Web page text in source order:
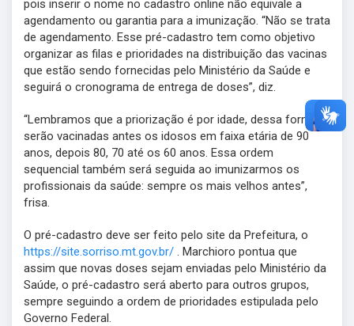
pois inserir o nome no cadastro online não equivale a
agendamento ou garantia para a imunização. “Não se trata
de agendamento. Esse pré-cadastro tem como objetivo
organizar as filas e prioridades na distribuição das vacinas
que estão sendo fornecidas pelo Ministério da Saúde e
seguirá o cronograma de entrega de doses”, diz.
“Lembramos que a priorização é por idade, dessa forma,
serão vacinadas antes os idosos em faixa etária de 90
anos, depois 80, 70 até os 60 anos. Essa ordem
sequencial também será seguida ao imunizarmos os
profissionais da saúde: sempre os mais velhos antes”,
frisa.
O pré-cadastro deve ser feito pelo site da Prefeitura, o
https://site.sorriso.mt.gov.br/ . Marchioro pontua que
assim que novas doses sejam enviadas pelo Ministério da
Saúde, o pré-cadastro será aberto para outros grupos,
sempre seguindo a ordem de prioridades estipulada pelo
Governo Federal.